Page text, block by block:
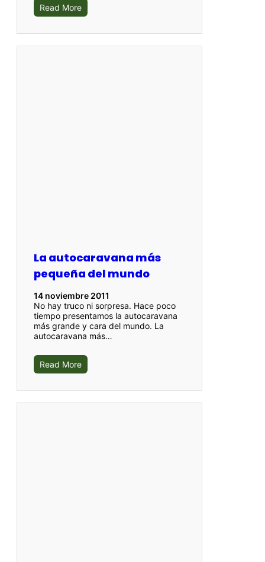
Read More
La autocaravana más
pequeña del mundo
14 noviembre 2011
No hay truco ni sorpresa. Hace poco
tiempo presentamos la autocaravana
más grande y cara del mundo. La
autocaravana más…
Read More